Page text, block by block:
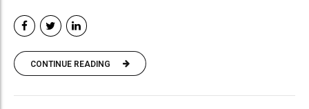
CONTINUE READING